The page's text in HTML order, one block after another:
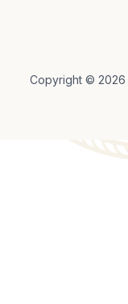
Copyright © 2026